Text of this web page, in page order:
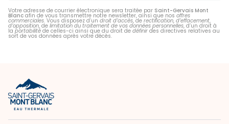
Votre adresse de courrier électronique sera traitée par Saint-Gervais Mont
Blanc afin de vous transmettre notre newsletter, ainsi que nos offres
commerciales. Vous disposez d’un droit d’accès, de rectification, d’effacement,
d’opposition, de limitation du traitement de vos données personnelles, d’un droit à
la portabilité de celles-ci ainsi que du droit de définir des directives relatives au
sort de vos données après votre décès.